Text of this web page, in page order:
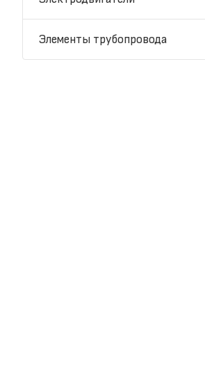
Элементы трубопровода